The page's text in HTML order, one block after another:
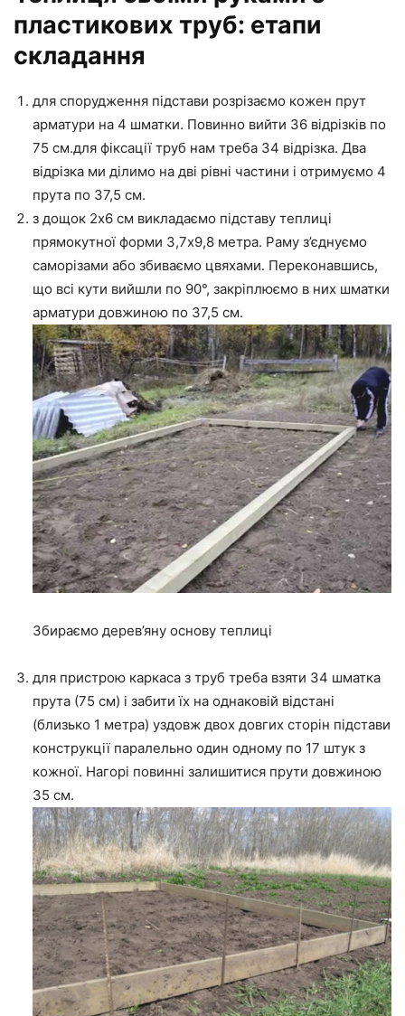
пластикових труб: етапи
складання
для спорудження підстави розрізаємо кожен прут
арматури на 4 шматки. Повинно вийти 36 відрізків по
75 см.для фіксації труб нам треба 34 відрізка. Два
відрізка ми ділимо на дві рівні частини і отримуємо 4
прута по 37,5 см.
з дощок 2х6 см викладаємо підставу теплиці
прямокутної форми 3,7х9,8 метра. Раму з’єднуємо
саморізами або збиваємо цвяхами. Переконавшись,
що всі кути вийшли по 90°, закріплюємо в них шматки
арматури довжиною по 37,5 см.
Збираємо дерев’яну основу теплиці
для пристрою каркаса з труб треба взяти 34 шматка
прута (75 см) і забити їх на однаковій відстані
(близько 1 метра) уздовж двох довгих сторін підстави
конструкції паралельно один одному по 17 штук з
кожної. Нагорі повинні залишитися прути довжиною
35 см.